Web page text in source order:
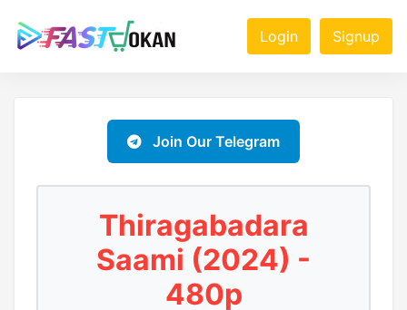
Login Signup
Join Our Telegram
Thiragabadara
Saami (2024) -
480p